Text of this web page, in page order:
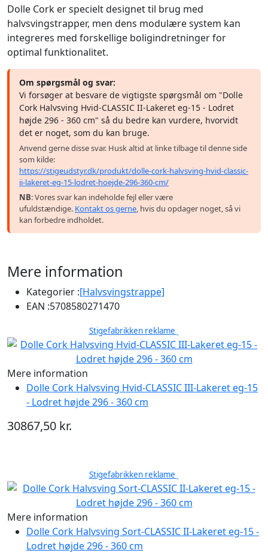
Dolle Cork er specielt designet til brug med
halvsvingstrapper, men dens modulære system kan
integreres med forskellige boligindretninger for
optimal funktionalitet.
Om spørgsmål og svar:
Vi forsøger at besvare de vigtigste spørgsmål om "Dolle
Cork Halvsving Hvid-CLASSIC II-Lakeret eg-15 - Lodret
højde 296 - 360 cm" så du bedre kan vurdere, hvorvidt
det er noget, som du kan bruge.
Anvend gerne disse svar. Husk altid at linke tilbage til denne side
som kilde:
https://stigeudstyr.dk/produkt/dolle-cork-halvsving-hvid-classic-
ii-lakeret-eg-15-lodret-hoejde-296-360-cm/
NB: Vores svar kan indeholde fejl eller være
ufuldstændige. Kontakt os gerne, hvis du opdager noget, så vi
kan forbedre indholdet.
Mere information
Kategorier :[Halvsvingstrappe]
EAN :5708580271470
Stigefabrikken reklame
Mere information
Dolle Cork Halvsving Hvid-CLASSIC III-Lakeret eg-15
- Lodret højde 296 - 360 cm
30867,50 kr.
Stigefabrikken reklame
Mere information
Dolle Cork Halvsving Sort-CLASSIC II-Lakeret eg-15 -
Lodret højde 296 - 360 cm